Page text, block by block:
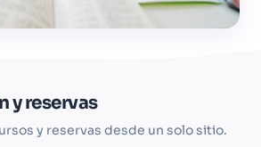
y reservas
y reservas desde un solo sitio.